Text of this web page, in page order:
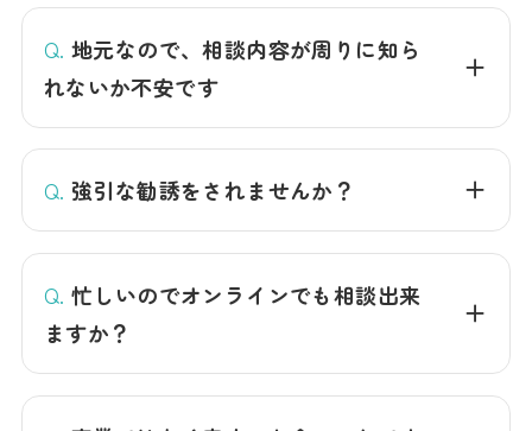
Q. 地元なので、相談内容が周りに知ら
れないか不安です
Q. 強引な勧誘をされませんか？
Q. 忙しいのでオンラインでも相談出来
ますか？